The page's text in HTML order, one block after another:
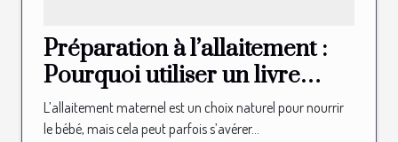
Préparation à l’allaitement :
Pourquoi utiliser un livre
illustré d’allaitement ?
L’allaitement maternel est un choix naturel pour nourrir
le bébé, mais cela peut parfois s’avérer...